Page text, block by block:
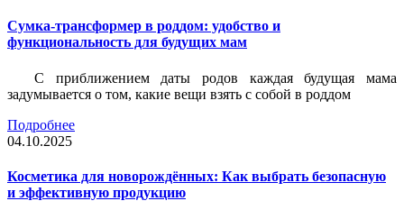
Сумка-трансформер в роддом: удобство и
функциональность для будущих мам
С приближением даты родов каждая будущая мама
задумывается о том, какие вещи взять с собой в роддом
Подробнее
04.10.2025
Косметика для новорождённых: Как выбрать безопасную
и эффективную продукцию